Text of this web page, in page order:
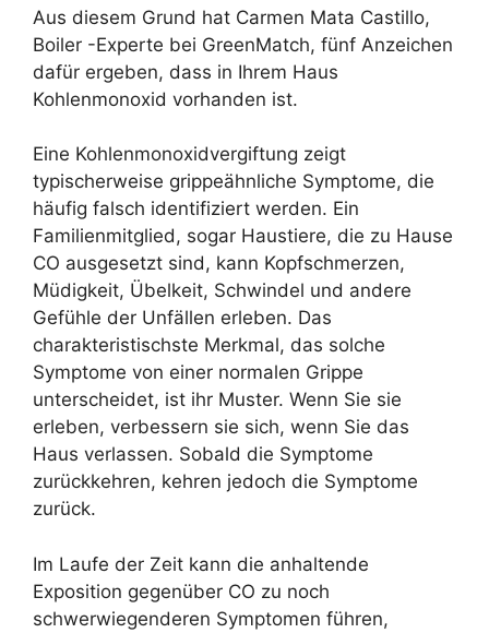
Aus diesem Grund hat Carmen Mata Castillo,
Boiler -Experte bei GreenMatch, fünf Anzeichen
dafür ergeben, dass in Ihrem Haus
Kohlenmonoxid vorhanden ist.
Eine Kohlenmonoxidvergiftung zeigt
typischerweise grippeähnliche Symptome, die
häufig falsch identifiziert werden. Ein
Familienmitglied, sogar Haustiere, die zu Hause
CO ausgesetzt sind, kann Kopfschmerzen,
Müdigkeit, Übelkeit, Schwindel und andere
Gefühle der Unfällen erleben. Das
charakteristischste Merkmal, das solche
Symptome von einer normalen Grippe
unterscheidet, ist ihr Muster. Wenn Sie sie
erleben, verbessern sie sich, wenn Sie das
Haus verlassen. Sobald die Symptome
zurückkehren, kehren jedoch die Symptome
zurück.
Im Laufe der Zeit kann die anhaltende
Exposition gegenüber CO zu noch
schwerwiegenderen Symptomen führen,